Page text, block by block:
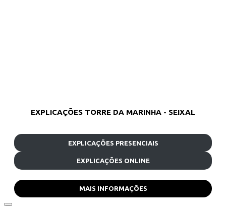
EXPLICAÇÕES TORRE DA MARINHA - SEIXAL
EXPLICAÇÕES PRESENCIAIS
EXPLICAÇÕES ONLINE
MAIS INFORMAÇÕES